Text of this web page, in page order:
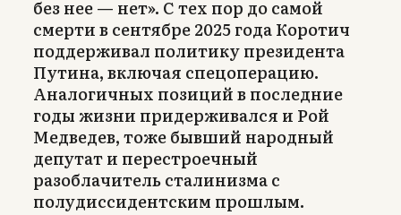
без нее — нет». С тех пор до самой
смерти в сентябре 2025 года Коротич
поддерживал политику президента
Путина, включая спецоперацию.
Аналогичных позиций в последние
годы жизни придерживался и Рой
Медведев, тоже бывший народный
депутат и перестроечный
разоблачитель сталинизма с
полудиссидентским прошлым.